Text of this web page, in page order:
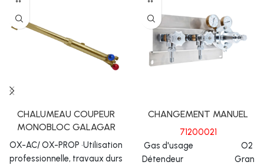
CHALUMEAU COUPEUR
MONOBLOC GALAGAR
OX-AC/ OX-PROP •Utilisation
professionnelle, travaux durs
CHANGEMENT MANUEL
71200021
Gas d'usage O2
Détendeur Gran